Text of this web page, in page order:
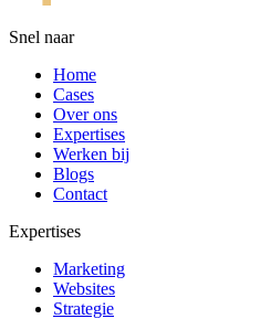
Snel naar
Home
Cases
Over ons
Expertises
Werken bij
Blogs
Contact
Expertises
Marketing
Websites
Strategie